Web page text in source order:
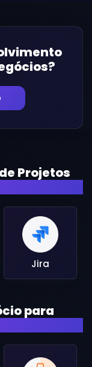
Projetos
Jira
para